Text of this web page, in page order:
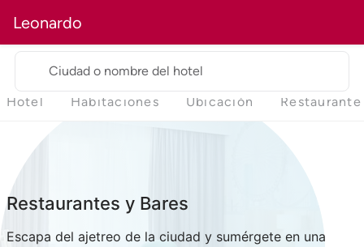
Leonardo
Ciudad o nombre del hotel
Hotel Habitaciones Ubicación Restaurante
Restaurantes y Bares
Escapa del ajetreo de la ciudad y sumérgete en una